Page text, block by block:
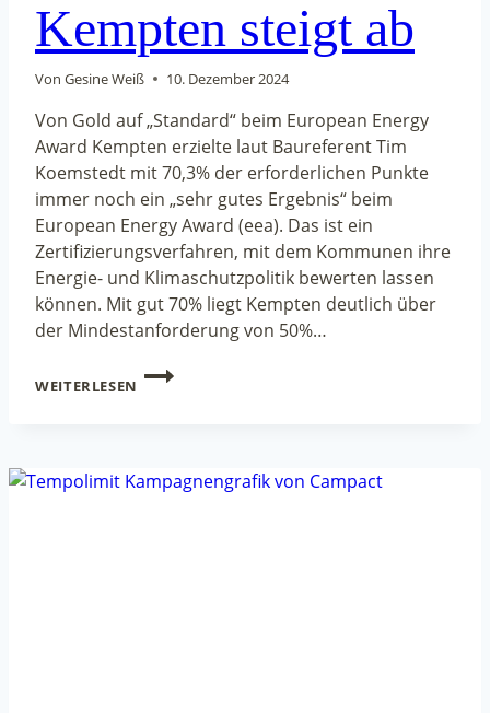
Kempten steigt ab
Von Gesine Weiß 10. Dezember 2024
Von Gold auf „Standard“ beim European Energy
Award Kempten erzielte laut Baureferent Tim
Koemstedt mit 70,3% der erforderlichen Punkte
immer noch ein „sehr gutes Ergebnis“ beim
European Energy Award (eea). Das ist ein
Zertifizierungsverfahren, mit dem Kommunen ihre
Energie- und Klimaschutzpolitik bewerten lassen
können. Mit gut 70% liegt Kempten deutlich über
der Mindestanforderung von 50%…
WEITERLESEN
KEMPTEN